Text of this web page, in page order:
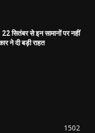
सितंबर से इन सामानों पर नहीं
ने दी बड़ी राहत
1502